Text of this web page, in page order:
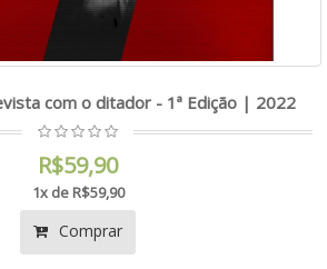
com o ditador - 1ª Edição | 2022
R$59,90
1x de R$59,90
Comprar